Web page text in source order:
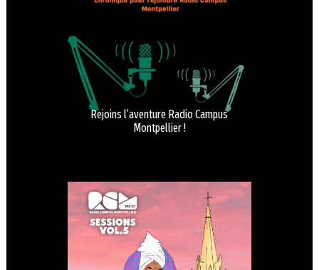
Rejoins l’aventure Radio Campus
Montpellier !